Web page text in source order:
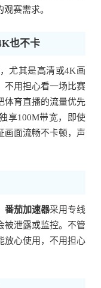
赛需求。
也不卡
尤其是高清或4K画
不用担心看一场比赛
体育直播的流量优先
享100M带宽，即使
画面流畅不卡顿，声
番茄加速器采用专线
被泄露或监控。不管
放心使用，不用担心